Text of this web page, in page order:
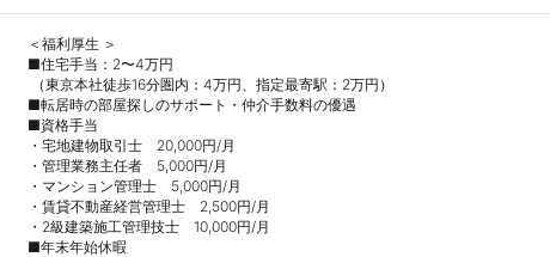
＜福利厚生 ＞
■住宅手当：2〜4万円
（東京本社徒歩16分圏内：4万円、指定最寄駅：2万円）
■転居時の部屋探しのサポート・仲介手数料の優遇
■資格手当
・宅地建物取引士　20,000円/月
・管理業務主任者　5,000円/月
・マンション管理士　5,000円/月
・賃貸不動産経営管理士　2,500円/月
・2級建築施工管理技士　10,000円/月
■年末年始休暇